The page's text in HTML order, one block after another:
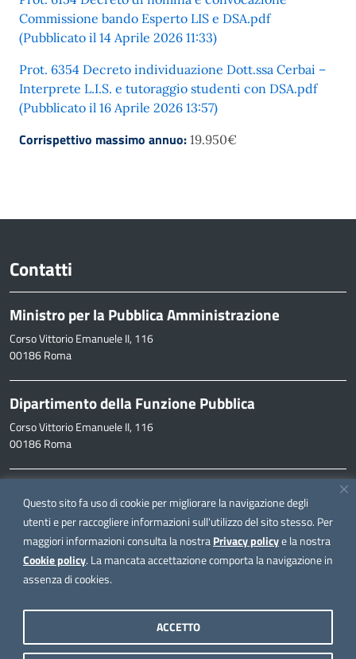
Questo sito fa uso di cookie per migliorare la navigazione degli
utenti e per raccogliere informazioni sull'utilizzo del sito stesso. Per
maggiori informazioni consulta la nostraPrivacy policye la nostra
Cookie policy. La mancata accettazione comporta la navigazione in
assenza di cookies.
ACCETTO
Commissione bando Esperto LIS e DSA.pdf
(Pubblicato il 14 Aprile 2026 11:33)
Prot. 6354 Decreto individuazione Dott.ssa Cerbai –
Interprete L.I.S. e tutoraggio studenti con DSA.pdf
(Pubblicato il 16 Aprile 2026 13:57)
Corrispettivo massimo annuo: 19.950€
Contatti
Ministro per la Pubblica Amministrazione
Corso Vittorio Emanuele II, 116
00186 Roma
Dipartimento della Funzione Pubblica
Corso Vittorio Emanuele II, 116
00186 Roma
inpa@funzionepubblica.it
FAQ
FAQ – Domande e risposte
Seguici su